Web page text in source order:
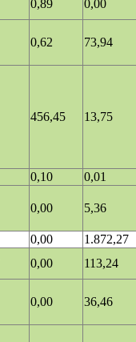
0,89
0,00
0,62 73,94
456,45 13,75
0,10
0,01
0,00 5,36
0,00
1.872,27
0,00
113,24
0,00 36,46